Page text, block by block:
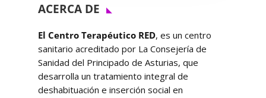
ACERCA DE
El Centro Terapéutico RED, es un centro
sanitario acreditado por La Consejería de
Sanidad del Principado de Asturias, que
desarrolla un tratamiento integral de
deshabituación e inserción social en